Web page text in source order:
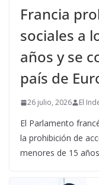
Francia
sociales a
años y se
país de
26 julio, 2026 El
El Parlamento
la prohibición de
menores de 15